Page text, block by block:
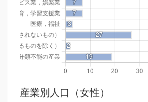
産業別人口（女性）